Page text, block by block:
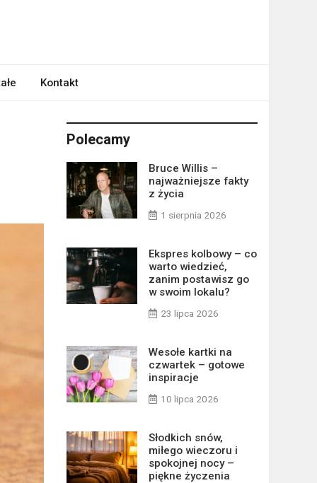
Kontakt
Polecamy
Bruce Willis –
najważniejsze fakty
z życia
1 sierpnia 2026
Ekspres kolbowy – co
warto wiedzieć,
zanim postawisz go
w swoim lokalu?
23 lipca 2026
Wesołe kartki na
czwartek – gotowe
inspiracje
10 lipca 2026
Słodkich snów,
miłego wieczoru i
spokojnej nocy –
piękne życzenia